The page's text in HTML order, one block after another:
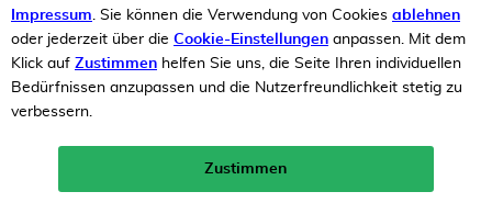
10%
Neukunden-Rabatt ab 49€!
mehr erfahren >
Impressum. Sie können die Verwendung von Cookies ablehnen
oder jederzeit über die Cookie-Einstellungen anpassen. Mit dem
Klick auf Zustimmen helfen Sie uns, die Seite Ihren individuellen
Bedürfnissen anzupassen und die Nutzerfreundlichkeit stetig zu
verbessern.
Zustimmen